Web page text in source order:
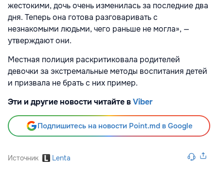
жестокими, дочь очень изменилась за последние два
дня. Теперь она готова разговаривать с
незнакомыми людьми, чего раньше не могла», —
утверждают они.
Местная полиция раскритиковала родителей
девочки за экстремальные методы воспитания детей
и призвала не брать с них пример.
Эти и другие новости читайте вViber
Подпишитесь на новости Point.md в Google
Источник Lenta